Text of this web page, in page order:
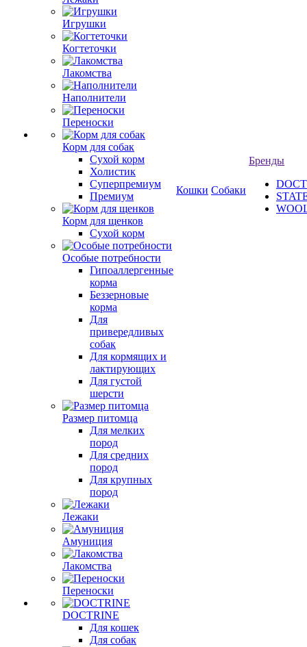
Игрушки
Когтеточки
Лакомства
Наполнители
Переноски
Корм для собак
Сухой корм
Холистик
Суперпремиум
Премиум
Корм для щенков
Сухой корм
Особые потребности
Гипоаллергенные
корма
Беззерновые
корма
Для
привередливых
собак
Для кормящих и
лактирующих
Для густой
шерсти
Размер питомца
Для мелких
пород
Для средних
пород
Для крупных
пород
Лежаки
Амуниция
Лакомства
Переноски
DOCTRINE
Для кошек
Для собак
Кошки Собаки
Бренды